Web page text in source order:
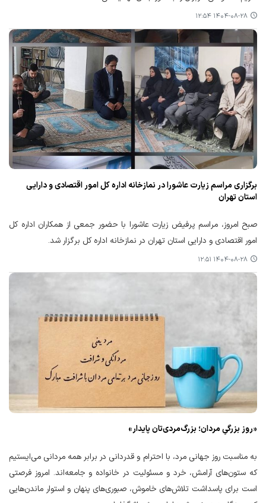
۱۴۰۴-۰۸-۲۸ ۱۲:۵۴
برگزاری مراسم زیارت عاشورا در نمازخانه اداره کل امور اقتصادی و دارایی
استان تهران
صبح امروز، مراسم پرفیض زیارت عاشورا با حضور جمعی از همکاران اداره کل
امور اقتصادی و دارایی استان تهران در نمازخانه اداره کل برگزار شد.
۱۴۰۴-۰۸-۲۸ ۱۲:۵۱
«روز بزرگیِ مردان؛ بزرگ‌مردی‌تان پایدار»
به مناسبت روز جهانی مرد، با احترام و قدردانی در برابر همه مردانی می‌ایستیم
که ستون‌های آرامش، خرد و مسئولیت در خانواده و جامعه‌اند. امروز فرصتی
است برای پاسداشت تلاش‌های خاموش، صبوری‌های پنهان و استوار ماندن‌هایی